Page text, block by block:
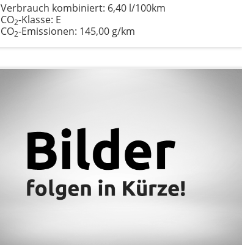
Verbrauch kombiniert: 6,40 l/100km
CO2-Klasse: E
CO2-Emissionen: 145,00 g/km